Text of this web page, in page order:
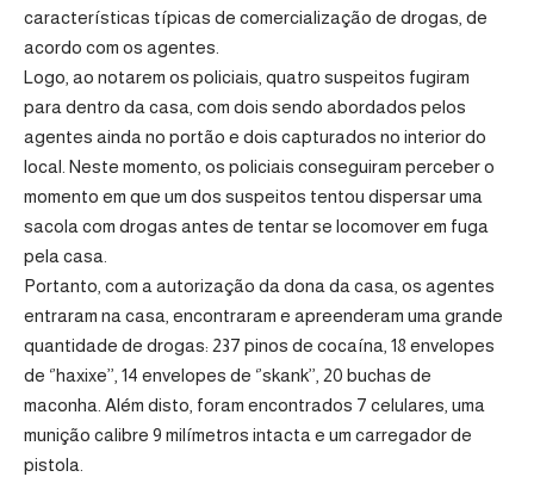
características típicas de comercialização de drogas, de
acordo com os agentes.
Logo, ao notarem os policiais, quatro suspeitos fugiram
para dentro da casa, com dois sendo abordados pelos
agentes ainda no portão e dois capturados no interior do
local. Neste momento, os policiais conseguiram perceber o
momento em que um dos suspeitos tentou dispersar uma
sacola com drogas antes de tentar se locomover em fuga
pela casa.
Portanto, com a autorização da dona da casa, os agentes
entraram na casa, encontraram e apreenderam uma grande
quantidade de drogas: 237 pinos de cocaína, 18 envelopes
de ‘’haxixe’’, 14 envelopes de ‘’skank’’, 20 buchas de
maconha. Além disto, foram encontrados 7 celulares, uma
munição calibre 9 milímetros intacta e um carregador de
pistola.